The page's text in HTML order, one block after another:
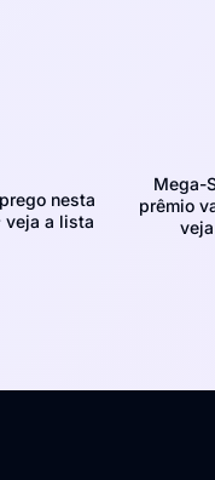
nesta
veja a lista
Mega-
prêmio